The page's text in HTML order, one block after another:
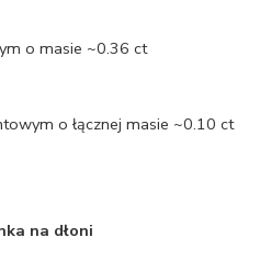
o masie ~0.36 ct
o łącznej masie ~0.10 ct
na dłoni